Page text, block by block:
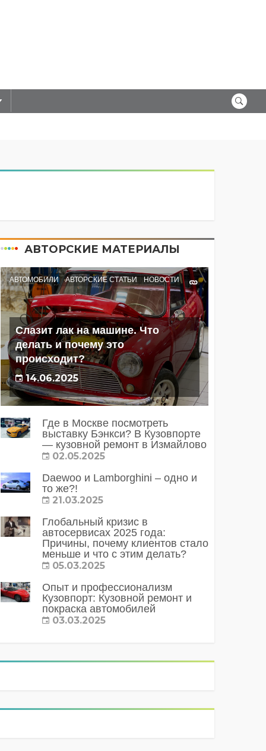
АВТОРСКИЕ МАТЕРИАЛЫ
АВТОМОБИЛИ АВТОРСКИЕ СТАТЬИ НОВОСТИ
Слазит лак на машине. Что
делать и почему это
происходит?
14.06.2025
Где в Москве посмотреть
выставку Бэнкси? В Кузовпорте
— кузовной ремонт в Измайлово
02.05.2025
Daewoo и Lamborghini – одно и
то же?!
21.03.2025
Глобальный кризис в
автосервисах 2025 года:
Причины, почему клиентов стало
меньше и что с этим делать?
05.03.2025
Опыт и профессионализм
Кузовпорт: Кузовной ремонт и
покраска автомобилей
03.03.2025